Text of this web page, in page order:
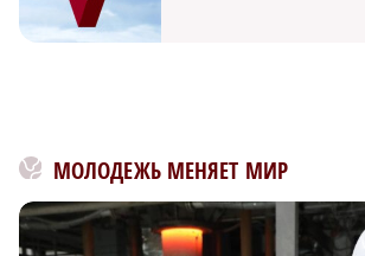
МОЛОДЕЖЬ МЕНЯЕТ МИР